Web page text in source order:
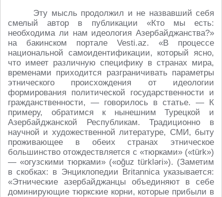
Эту мысль продолжил и не назвавший себя
смелый автор в публикации «Кто мы есть:
необходима ли нам идеология Азербайджанства?»
на бакинском портале Vesti.az. «В процессе
национальной самоидентификации, который ясно,
что имеет различную специфику в странах мира,
временами приходится разграничивать параметры
этнического происхождения от идеологии
формирования политической государственности и
гражданственности, — говорилось в статье. — К
примеру, обратимся к нынешним Турецкой и
Азербайджанской Республикам. Традиционно в
научной и художественной литературе, СМИ, быту
проживающее в обеих странах этническое
большинство отождествляется с «тюрками» («türk»)
— «огузскими тюрками» («oğuz türkləri»). (Заметим
в скобках: в Энциклопедии Britannica указывается:
«Этнические азербайджанцы объединяют в себе
доминирующие тюркские корни, которые прибыли в